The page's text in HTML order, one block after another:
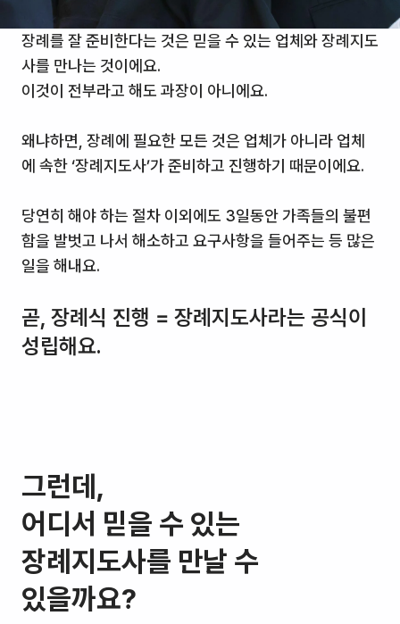
장례를 잘 준비한다는 것은 믿을 수 있는 업체와 장례지도
사를 만나는 것이에요.
이것이 전부라고 해도 과장이 아니에요.
왜냐하면, 장례에 필요한 모든 것은 업체가 아니라 업체
에 속한 ‘장례지도사’가 준비하고 진행하기 때문이에요.
당연히 해야 하는 절차 이외에도 3일동안 가족들의 불편
함을 발벗고 나서 해소하고 요구사항을 들어주는 등 많은
일을 해내요.
곧, 장례식 진행 = 장례지도사라는 공식이
성립해요.
그런데,
어디서 믿을 수 있는
장례지도사를 만날 수
있을까요?